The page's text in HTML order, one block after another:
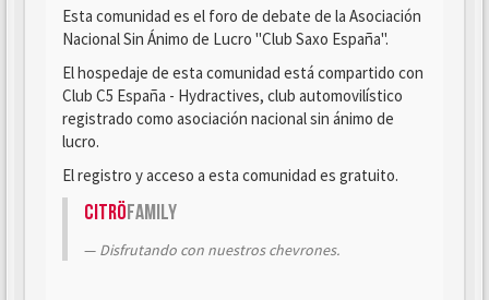
Esta comunidad es el foro de debate de la Asociación
Nacional Sin Ánimo de Lucro "Club Saxo España".
El hospedaje de esta comunidad está compartido con
Club C5 España - Hydractives, club automovilístico
registrado como asociación nacional sin ánimo de
lucro.
El registro y acceso a esta comunidad es gratuito.
CitröFamily
Disfrutando con nuestros chevrones.